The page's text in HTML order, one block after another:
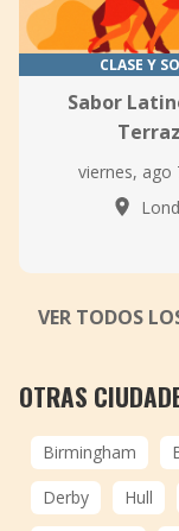
CLASE Y
Sabor
viernes, ago
VER TODOS
OTRAS
Birmingham
Derby
Hull